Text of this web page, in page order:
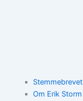
Stemmebrevet
Om Erik Storm